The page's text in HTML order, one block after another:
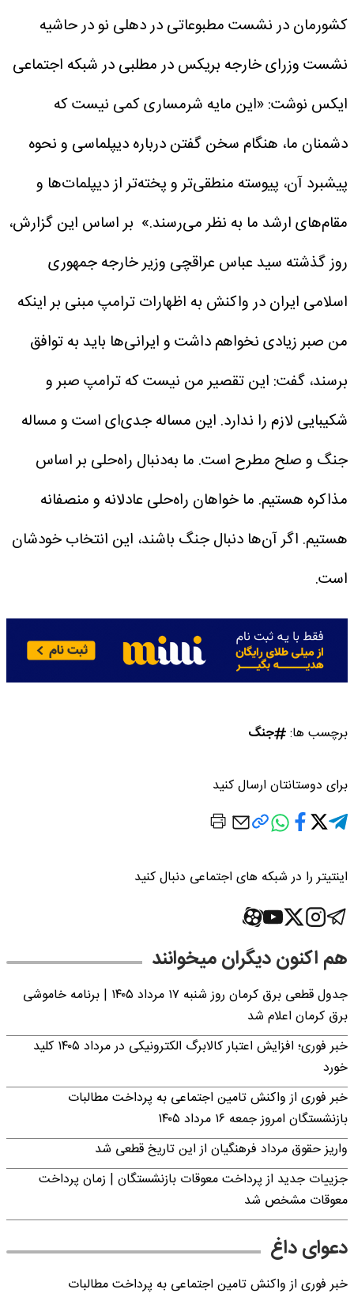
کشورمان در نشست مطبوعاتی در دهلی نو در حاشیه
نشست وزرای خارجه بریکس در مطلبی در شبکه اجتماعی
ایکس نوشت: «این مایه شرمساری کمی نیست که
دشمنان ما، هنگام سخن گفتن درباره دیپلماسی و نحوه
پیشبرد آن، پیوسته منطقی‌تر و پخته‌تر از دیپلمات‌ها و
مقام‌های ارشد ما به نظر می‌رسند.» بر اساس این گزارش،
روز گذشته سید عباس عراقچی وزیر خارجه جمهوری
اسلامی ایران در واکنش به اظهارات ترامپ مبنی بر اینکه
من صبر زیادی نخواهم داشت و ایرانی‌ها باید به توافق
برسند، گفت: این تقصیر من نیست که ترامپ صبر و
شکیبایی لازم را ندارد. این مساله جدی‌ای است و مساله
جنگ و صلح مطرح است. ما به‌دنبال راه‌حلی بر اساس
مذاکره هستیم. ما خواهان راه‌حلی عادلانه و منصفانه
هستیم. اگر آن‌ها دنبال جنگ باشند، این انتخاب خودشان
است.
برچسب ها: جنگ
برای دوستانتان ارسال کنید
اینتیتر را در شبکه های اجتماعی دنبال کنید
هم اکنون دیگران میخوانند
جدول قطعی برق کرمان روز شنبه ۱۷ مرداد ۱۴۰۵ | برنامه خاموشی
برق کرمان اعلام شد
خبر فوری؛ افزایش اعتبار کالابرگ الکترونیکی در مرداد ۱۴۰۵ کلید
خورد
خبر فوری از واکنش تامین اجتماعی به پرداخت مطالبات
بازنشستگان امروز جمعه ۱۶ مرداد ۱۴۰۵
واریز حقوق مرداد فرهنگیان از این تاریخ قطعی شد
جزییات جدید از پرداخت معوقات بازنشستگان | زمان پرداخت
معوقات مشخص شد
دعوای داغ
خبر فوری از واکنش تامین اجتماعی به پرداخت مطالبات